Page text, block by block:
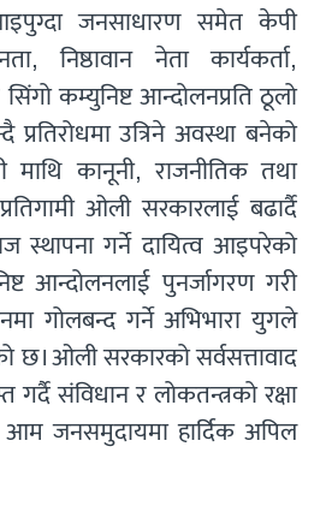
जनसाधारण समेत केपी
निष्ठावान नेता कार्यकर्ता,
कम्युनिष्ट आन्दोलनप्रति ठूलो
प्रतिरोधमा उत्रिने अवस्था बनेको
कानूनी, राजनीतिक तथा
ओली सरकारलाई बढार्दै
स्थापना गर्ने दायित्व आइपरेको
आन्दोलनलाई पुनर्जागरण गरी
गोलबन्द गर्ने अभिभारा युगले
छ। ओली सरकारको सर्वसत्तावाद
गर्दै संविधान र लोकतन्त्रको रक्षा
आम जनसमुदायमा हार्दिक अपिल